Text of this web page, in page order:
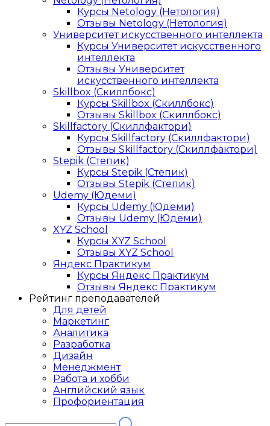
Курсы Netology (Нетология)
Отзывы Netology (Нетология)
Университет искусственного интеллекта
Курсы Университет искусственного
интеллекта
Отзывы Университет
искусственного интеллекта
Skillbox (Скиллбокс)
Курсы Skillbox (Скиллбокс)
Отзывы Skillbox (Скиллбокс)
Skillfactory (Скиллфактори)
Курсы Skillfactory (Скиллфактори)
Отзывы Skillfactory (Скиллфактори)
Stepik (Степик)
Курсы Stepik (Степик)
Отзывы Stepik (Степик)
Udemy (Юдеми)
Курсы Udemy (Юдеми)
Отзывы Udemy (Юдеми)
XYZ School
Курсы XYZ School
Отзывы XYZ School
Яндекс Практикум
Курсы Яндекс Практикум
Отзывы Яндекс Практикум
Рейтинг преподавателей
Для детей
Маркетинг
Аналитика
Разработка
Дизайн
Менеджмент
Работа и хобби
Английский язык
Профориентация